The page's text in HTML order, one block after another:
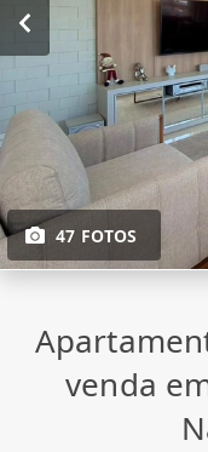
47 FOTOS
venda